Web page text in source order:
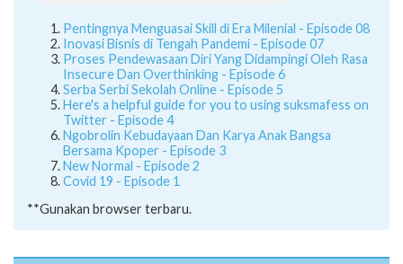
Pentingnya Menguasai Skill di Era Milenial - Episode 08
Inovasi Bisnis di Tengah Pandemi - Episode 07
Proses Pendewasaan Diri Yang Didampingi Oleh Rasa
Insecure Dan Overthinking - Episode 6
Serba Serbi Sekolah Online - Episode 5
Here's a helpful guide for you to using suksmafess on
Twitter - Episode 4
Ngobrolin Kebudayaan Dan Karya Anak Bangsa
Bersama Kpoper - Episode 3
New Normal - Episode 2
Covid 19 - Episode 1
**Gunakan browser terbaru.